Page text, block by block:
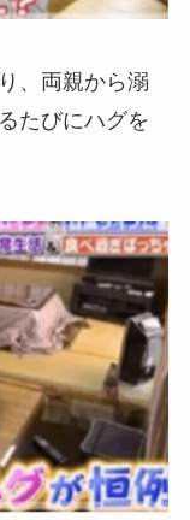
、両親から溺
たびにハグを